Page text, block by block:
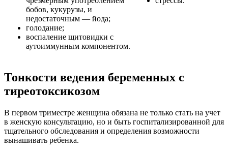
бобов, кукурузы, и
недостаточным — йода;
голодание;
воспаление щитовидки с
аутоиммунным компонентом.
Тонкости ведения беременных с
тиреотоксикозом
В первом триместре женщина обязана не только стать на учет
в женскую консультацию, но и быть госпитализированной для
тщательного обследования и определения возможности
вынашивать ребенка.